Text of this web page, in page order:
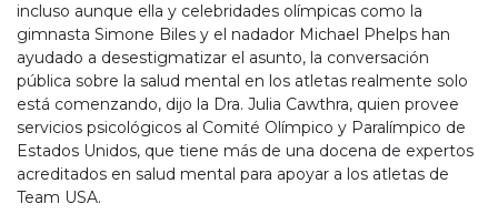
incluso aunque ella y celebridades olímpicas como la
gimnasta Simone Biles y el nadador Michael Phelps han
ayudado a desestigmatizar el asunto, la conversación
pública sobre la salud mental en los atletas realmente solo
está comenzando, dijo la Dra. Julia Cawthra, quien provee
servicios psicológicos al Comité Olímpico y Paralímpico de
Estados Unidos, que tiene más de una docena de expertos
acreditados en salud mental para apoyar a los atletas de
Team USA.